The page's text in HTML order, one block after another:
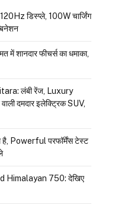
डिस्प्ले, 100W चार्जिंग
शानदार फीचर्स का धमाका,
लंबी रेंज, Luxury
दमदार इलेक्ट्रिक SUV,
Powerful परफॉर्मेंस टेस्ट
Himalayan 750: देखिए